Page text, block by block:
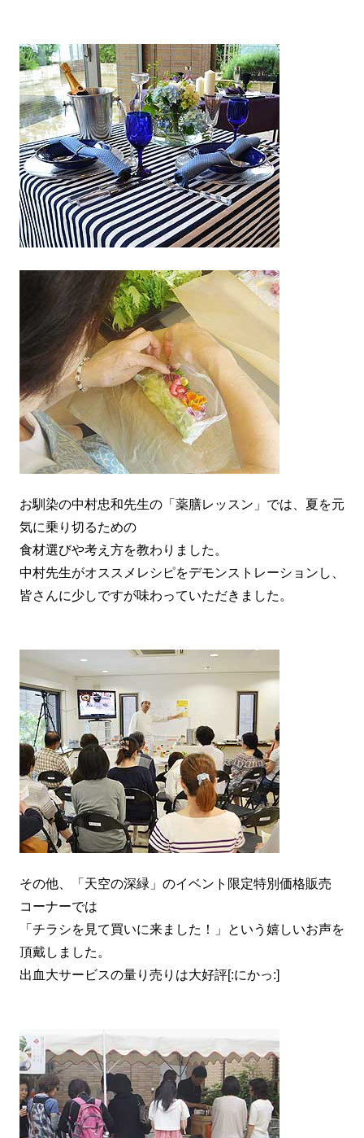
お馴染の中村忠和先生の「薬膳レッスン」では、夏を元
気に乗り切るための
食材選びや考え方を教わりました。
中村先生がオススメレシピをデモンストレーションし、
皆さんに少しですが味わっていただきました。
その他、「天空の深緑」のイベント限定特別価格販売
コーナーでは
「チラシを見て買いに来ました！」という嬉しいお声を
頂戴しました。
出血大サービスの量り売りは大好評[:にかっ:]